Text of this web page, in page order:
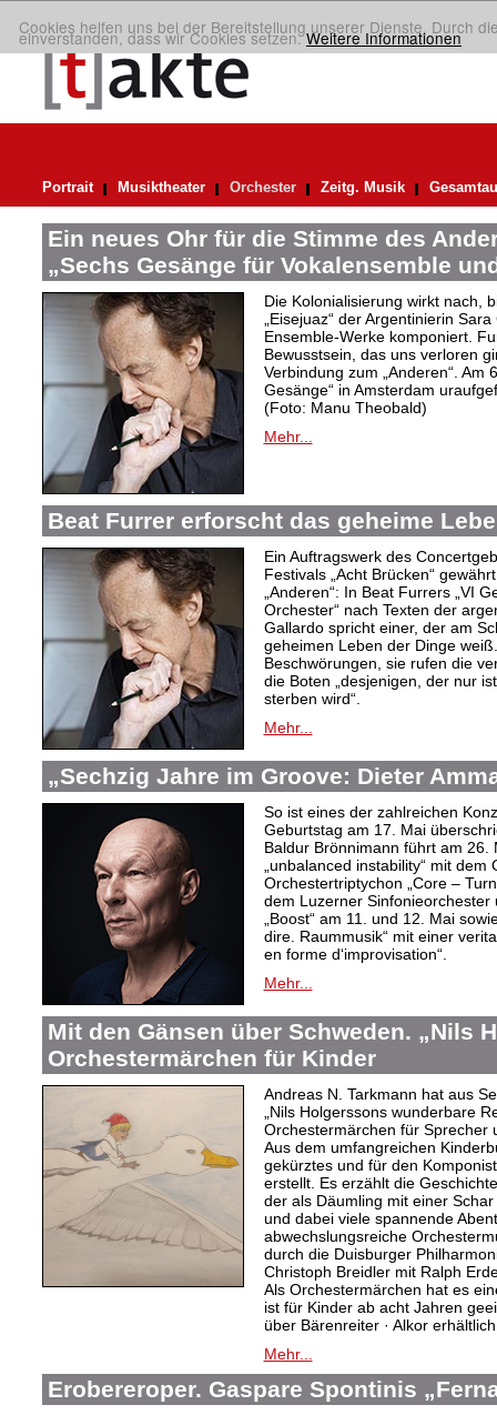
Cookies helfen uns bei der Bereitstellung unserer Dienste. Durch
einverstanden, dass wir Cookies setzen.Weitere Informationen
Portrait Musiktheater Orchester Zeitg. Musik
Ein neues Ohr für die Stimme des
„Sechs Gesänge für Vokalensemble
Die Kolonialisierung wirkt nach,
„Eisejuaz“ der Argentinierin
Ensemble-Werke komponiert.
Bewusstsein, das uns verloren
Verbindung zum „Anderen“. Am
Gesänge“ in Amsterdam
(Foto: Manu Theobald)
Mehr...
Beat Furrer erforscht das geheime
Ein Auftragswerk des
Festivals „Acht Brücken“
„Anderen“: In Beat Furrers „VI
Orchester“ nach Texten der
Gallardo spricht einer, der am
geheimen Leben der Dinge
Beschwörungen, sie rufen die
die Boten „desjenigen, der nur
sterben wird“.
Mehr...
„Sechzig Jahre im Groove: Dieter
So ist eines der zahlreichen
Geburtstag am 17. Mai
Baldur Brönnimann führt am 26.
„unbalanced instability“ mit
Orchestertriptychon „Core –
dem Luzerner
„Boost“ am 11. und 12. Mai
dire. Raummusik“ mit einer
en forme d‘improvisation“.
Mehr...
Mit den Gänsen über Schweden. „Nils
Orchestermärchen für Kinder
Andreas N. Tarkmann hat aus
„Nils Holgerssons wunderbare
Orchestermärchen für Sprecher
Aus dem umfangreichen
gekürztes und für den
erstellt. Es erzählt die
der als Däumling mit einer
und dabei viele spannende
abwechslungsreiche
durch die Duisburger
Christoph Breidler mit Ralph
Als Orchestermärchen hat es
ist für Kinder ab acht Jahren
über Bärenreiter · Alkor
Mehr...
Erobereroper. Gaspare Spontinis